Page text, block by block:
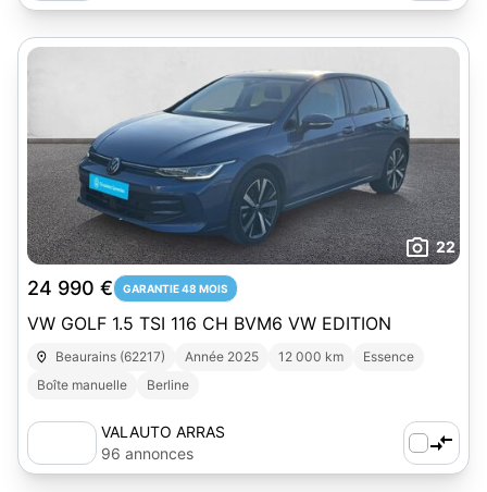
22
24 990 € GARANTIE 48 MOIS
VW GOLF 1.5 TSI 116 CH BVM6 VW EDITION
Beaurains (62217) Année 2025 12 000 km
Essence
Boîte manuelle
Berline
VALAUTO ARRAS
96 annonces